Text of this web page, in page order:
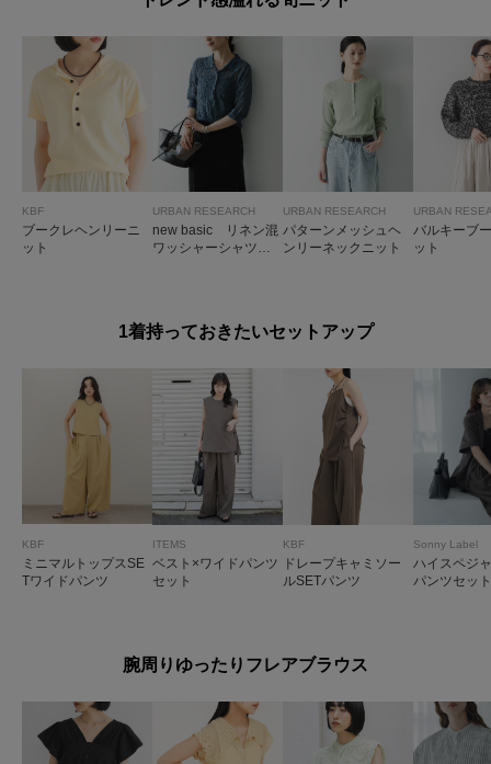
KBF
ブークレヘンリーニ
ット
URBAN RESEARCH
new basic リネン混
ワッシャーシャツカ
URBAN RESEARCH
パターンメッシュヘ
ンリーネックニット
URBAN
バルキーブ
ット
1着持っておきたいセットアップ
KBF
ミニマルトップスSE
Tワイドパンツ
ITEMS
ベスト×ワイドパンツ
セット
KBF
ドレープキャミソー
ルSETパンツ
Sonny Label
ハイスペジ
パンツセッ
腕周りゆったりフレアブラウス